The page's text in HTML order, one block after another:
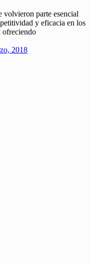
volvieron parte esencial
y eficacia en los
ofreciendo
2018